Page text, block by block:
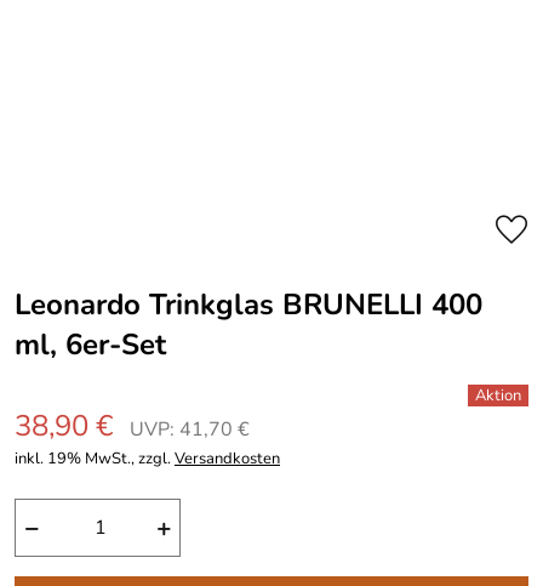
Leonardo Trinkglas BRUNELLI 400
ml, 6er-Set
38,90 € UVP: 41,70 €
inkl. 19% MwSt., zzgl.Versandkosten
− +